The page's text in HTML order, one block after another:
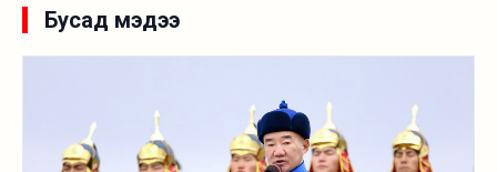
Бусад мэдээ